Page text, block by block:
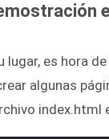
es hora
algunas